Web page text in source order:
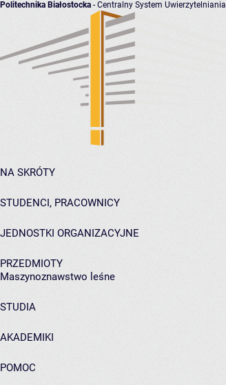
Politechnika Białostocka - Centralny System Uwierzytelniania
NA SKRÓTY
STUDENCI, PRACOWNICY
JEDNOSTKI ORGANIZACYJNE
PRZEDMIOTY
Maszynoznawstwo leśne
STUDIA
AKADEMIKI
POMOC